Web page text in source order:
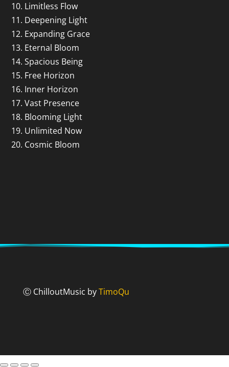
10. Limitless Flow
11. Deepening Light
12. Expanding Grace
13. Eternal Bloom
14. Spacious Being
15. Free Horizon
16. Inner Horizon
17. Vast Presence
18. Blooming Light
19. Unlimited Now
20. Cosmic Bloom
Ⓒ ChilloutMusic byTimoQu